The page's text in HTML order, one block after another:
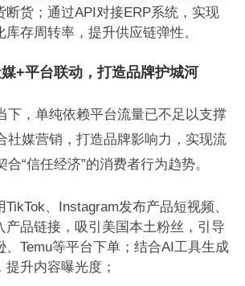
断货；通过API对接ERP系统，实现
库存周转率，提升供应链弹性。
+平台联动，打造品牌护城河
下，单纯依赖平台流量已不足以支撑
社媒营销，打造品牌影响力，实现流
“信任经济”的消费者行为趋势。
、Instagram发布产品短视频、
产品链接，吸引美国本土粉丝，引导
、Temu等平台下单；结合AI工具生成
升内容曝光度；